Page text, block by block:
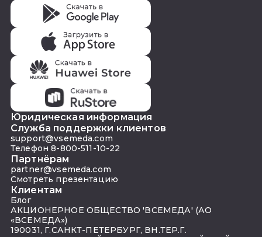
Юридическая информация
Служба поддержки клиентов
support@vsemeda.com
Телефон 8-800-511-10-22
Партнёрам
partner@vsemeda.com
Смотреть презентацию
Клиентам
Блог
АКЦИОНЕРНОЕ ОБЩЕСТВО 'ВСЕМЕДА' (АО
«ВСЕМЕДА»)
190031, Г.САНКТ-ПЕТЕРБУРГ, ВН.ТЕР.Г.